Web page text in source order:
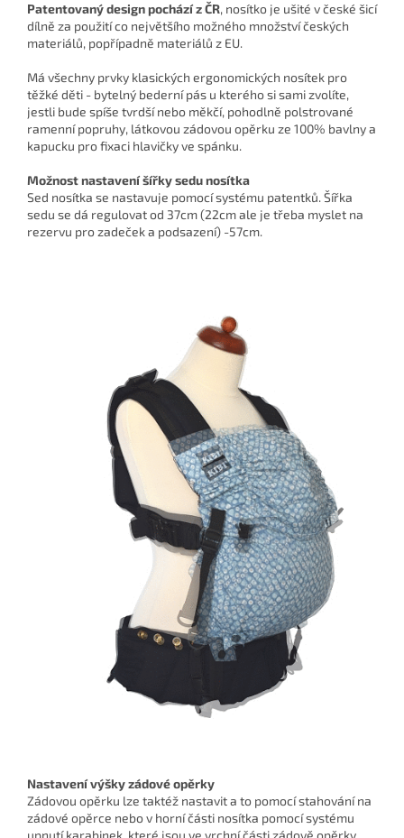
Patentovaný design pochází z ČR, nosítko je ušité v české šicí
dílně za použití co největšího možného množství českých
materiálů, popřípadně materiálů z EU.
Má všechny prvky klasických ergonomických nosítek pro
těžké děti - bytelný bederní pás u kterého si sami zvolíte,
jestli bude spíše tvrdší nebo měkčí, pohodlně polstrované
ramenní popruhy, látkovou zádovou opěrku ze 100% bavlny a
kapucku pro fixaci hlavičky ve spánku.
Možnost nastavení šířky sedu nosítka
Sed nosítka se nastavuje pomocí systému patentků. Šířka
sedu se dá regulovat od 37cm (22cm ale je třeba myslet na
rezervu pro zadeček a podsazení) -57cm.
Nastavení výšky zádové opěrky
Zádovou opěrku lze taktéž nastavit a to pomocí stahování na
zádové opěrce nebo v horní části nosítka pomocí systému